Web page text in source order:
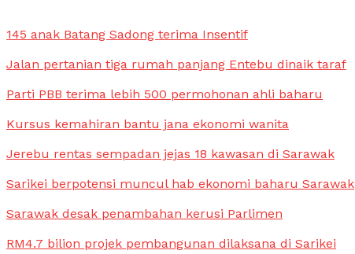
145 anak Batang Sadong terima Insentif
Jalan pertanian tiga rumah panjang Entebu dinaik taraf
Parti PBB terima lebih 500 permohonan ahli baharu
Kursus kemahiran bantu jana ekonomi wanita
Jerebu rentas sempadan jejas 18 kawasan di Sarawak
Sarikei berpotensi muncul hab ekonomi baharu Sarawak
Sarawak desak penambahan kerusi Parlimen
RM4.7 bilion projek pembangunan dilaksana di Sarikei